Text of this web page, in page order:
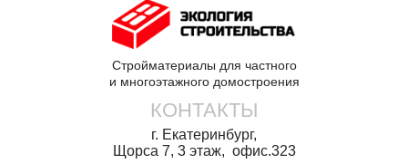
Стройматериалы для частного
и многоэтажного домостроения
КОНТАКТЫ
г. Екатеринбург,
Щорса 7, 3 этаж, офис.323